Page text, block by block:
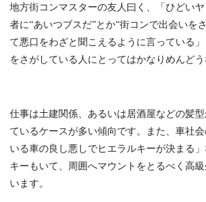
地方街コンマスターの友人曰く、「ひどい
者に“あいつブスだ”とか“街コンで出会いを
て悪口をわざと聞こえるように言っている
をさがしている人にとってはかなりめんどう
仕事は土建関係、あるいは居酒屋などの髪
ているケースが多い傾向です。また、車社
いる車の良し悪しでヒエラルキーが決まる
キーもいて、周囲へマウントをとるべく高
います。